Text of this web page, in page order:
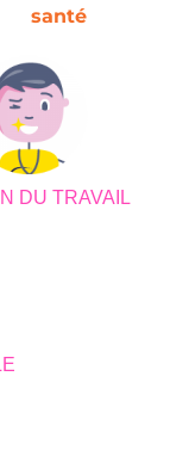
santé
DU TRAVAIL